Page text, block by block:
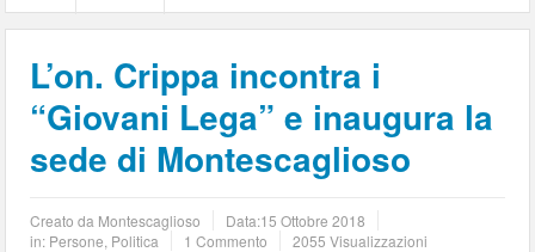
L’on. Crippa incontra i
“Giovani Lega” e inaugura la
sede di Montescaglioso
Creato da Montescaglioso Data:15 Ottobre 2018
in: Persone Politica 1 Commento 2055 Visualizzazioni